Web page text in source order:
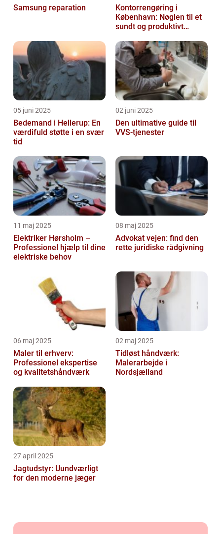
Samsung reparation
Kontorrengøring i
København: Nøglen til et
sundt og produktivt
05 juni 2025
Bedemand i Hellerup: En
værdifuld støtte i en svær
tid
02 juni 2025
Den ultimative guide til
VVS-tjenester
11 maj 2025
Elektriker Hørsholm –
Professionel hjælp til dine
elektriske behov
08 maj 2025
Advokat vejen: find den
rette juridiske rådgivning
06 maj 2025
Maler til erhverv:
Professionel ekspertise
og kvalitetshåndværk
02 maj 2025
Tidløst håndværk:
Malerarbejde i
Nordsjælland
27 april 2025
Jagtudstyr: Uundværligt
for den moderne jæger